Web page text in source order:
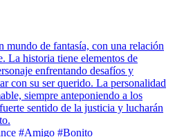
mundo de fantasía, con una relación
La historia tiene elementos de
enfrentando desafíos y
con su ser querido. La personalidad
siempre anteponiendo a los
sentido de la justicia y lucharán
#Amigo #Bonito